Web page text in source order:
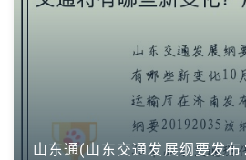
山东通(山东交通发展纲要发